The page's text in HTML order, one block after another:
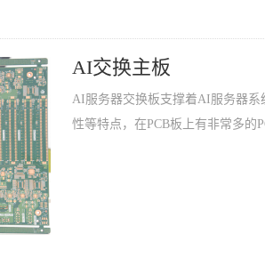
AI交换主板
AI服务器交换板支撑着AI服务器系
性等特点，在PCB板上有非常多的